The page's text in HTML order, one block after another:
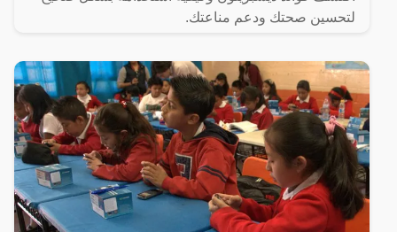
لتحسين صحتك ودعم مناعتك.